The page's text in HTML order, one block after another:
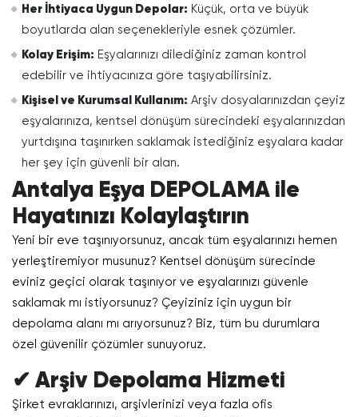
Her İhtiyaca Uygun Depolar: Küçük, orta ve büyük
boyutlarda alan seçenekleriyle esnek çözümler.
Kolay Erişim: Eşyalarınızı dilediğiniz zaman kontrol
edebilir ve ihtiyacınıza göre taşıyabilirsiniz.
Kişisel ve Kurumsal Kullanım: Arşiv dosyalarınızdan çeyiz
eşyalarınıza, kentsel dönüşüm sürecindeki eşyalarınızdan
yurtdışına taşınırken saklamak istediğiniz eşyalara kadar
her şey için güvenli bir alan.
Antalya Eşya DEPOLAMA ile
Hayatınızı Kolaylaştırın
Yeni bir eve taşınıyorsunuz, ancak tüm eşyalarınızı hemen
yerleştiremiyor musunuz? Kentsel dönüşüm sürecinde
eviniz geçici olarak taşınıyor ve eşyalarınızı güvenle
saklamak mı istiyorsunuz? Çeyiziniz için uygun bir
depolama alanı mı arıyorsunuz? Biz, tüm bu durumlara
özel güvenilir çözümler sunuyoruz.
✔ Arşiv Depolama Hizmeti
Şirket evraklarınızı, arşivlerinizi veya fazla ofis